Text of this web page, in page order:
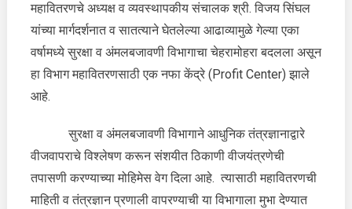
महावितरणचे अध्यक्ष व व्यवस्थापकीय संचालक श्री. विजय सिंघल
यांच्या मार्गदर्शनात व सातत्याने घेतलेल्या आढाव्यामुळे गेल्या एका
वर्षामध्ये सुरक्षा व अंमलबजावणी विभागाचा चेहरामोहरा बदलला असून
हा विभाग महावितरणसाठी एक नफा केंद्रे (Profit Center) झाले
आहे.
सुरक्षा व अंमलबजावणी विभागाने आधुनिक तंत्रज्ञानाद्वारे
वीजवापराचे विश्लेषण करून संशयीत ठिकाणी वीजयंत्रणेची
तपासणी करण्याच्या मोहिमेस वेग दिला आहे. त्यासाठी महावितरणची
माहिती व तंत्रज्ञान प्रणाली वापरण्याची या विभागाला मुभा देण्यात